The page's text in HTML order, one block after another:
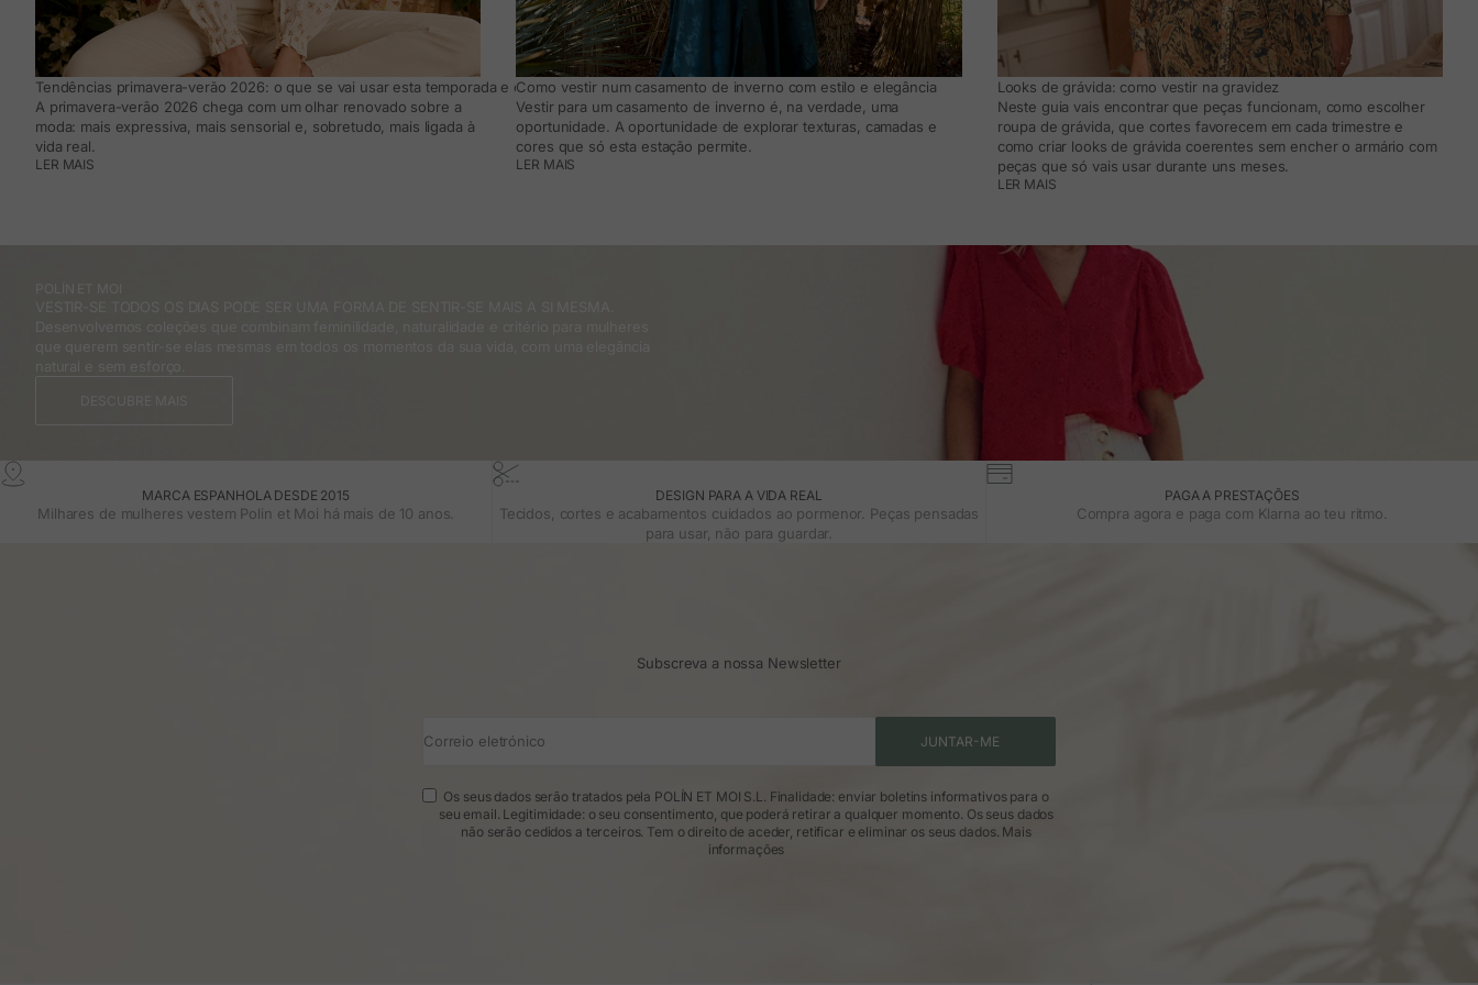
Tendências primavera-verão 2026: o que se vai usar esta temporada e como adaptá-lo ao teu dia a dia
A primavera-verão 2026 chega com um olhar renovado sobre a
moda: mais expressiva, mais sensorial e, sobretudo, mais ligada à
vida real.
LER MAIS
Como vestir num casamento de inverno com estilo e elegância
Vestir para um casamento de inverno é, na verdade, uma
oportunidade. A oportunidade de explorar texturas, camadas e
cores que só esta estação permite.
LER MAIS
Looks de grávida: como vestir na gravidez
Neste guia vais encontrar que peças funcionam, como escolher
roupa de grávida, que cortes favorecem em cada trimestre e
como criar looks de grávida coerentes sem encher o armário com
peças que só vais usar durante uns meses.
LER MAIS
MARCA ESPANHOLA DESDE 2015
Milhares de mulheres vestem Polin et Moi há mais de 10 anos.
DESIGN PARA A VIDA REAL
Tecidos, cortes e acabamentos cuidados ao pormenor. Peças pensadas
para usar, não para guardar.
PAGA A PRESTAÇÕES
Compra agora e paga com Klarna ao teu ritmo.
Subscreva a nossa Newsletter
Correio eletrónico JUNTAR-ME
Os seus dados serão tratados pela POLÍN ET MOI S.L. Finalidade: enviar boletins informativos para o
seu email. Legitimidade: o seu consentimento, que poderá retirar a qualquer momento. Os seus dados
não serão cedidos a terceiros. Tem o direito de aceder, retificar e eliminar os seus dados. Mais
informações